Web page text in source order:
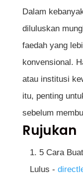
Dalam
diluluskan
faedah yang
konvensional.
atau institusi
itu, penting
sebelum
Rujukan
5 Cara
Lulus -